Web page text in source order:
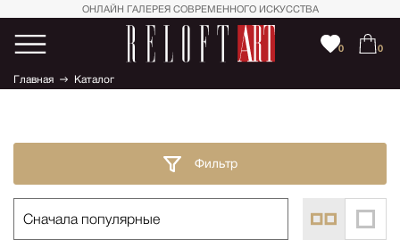
ОНЛАЙН ГАЛЕРЕЯ СОВРЕМЕННОГО ИСКУССТВА
0 0
Главная Каталог
Фильтр